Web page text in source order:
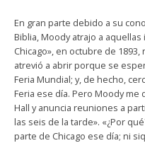
En gran parte debido a su
Biblia, Moody atrajo a
Chicago», en octubre de
atrevió a abrir porque se
Feria Mundial; y, de hecho,
Feria ese día. Pero Moody me
Hall y anuncia reuniones a
las seis de la tarde». «¿Por
parte de Chicago ese día; ni